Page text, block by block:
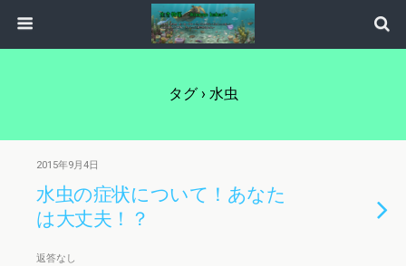
タグ › 水虫
2015年9月4日
水虫の症状について！あなた
は大丈夫！？
返答なし